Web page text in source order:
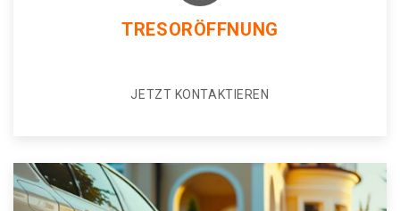
TRESORÖFFNUNG
JETZT KONTAKTIEREN